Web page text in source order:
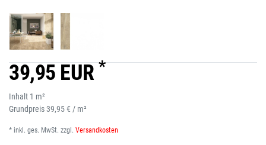
39,95 EUR *
Inhalt 1 m²
Grundpreis39,95 € / m²
* inkl. ges. MwSt. zzgl. Versandkosten